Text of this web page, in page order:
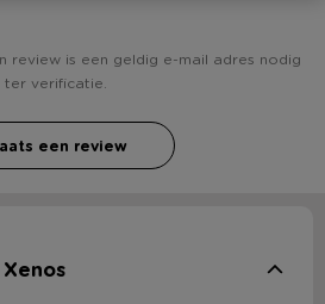
review is een geldig e-mail adres nodig
ter verificatie.
een review